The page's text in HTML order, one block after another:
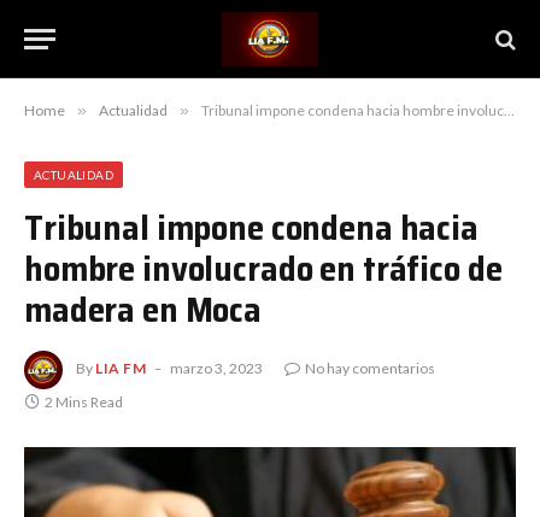
Home » Actualidad » Tribunal impone condena hacia hombre involucrado en tráfico de madera en Moca
ACTUALIDAD
Tribunal impone condena hacia
hombre involucrado en tráfico de
madera en Moca
By LIA FM marzo 3, 2023
No hay comentarios
2 Mins Read